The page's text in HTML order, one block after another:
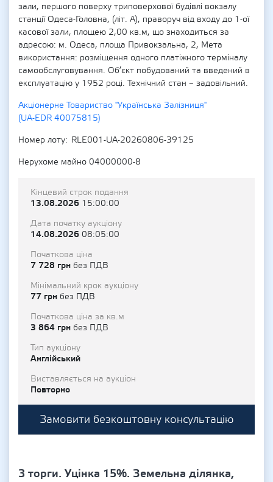
зали, першого поверху триповерхової будівлі вокзалу
станції Одеса-Головна, (літ. А), праворуч від входу до 1-ої
касової зали, площею 2,00 кв.м, що знаходиться за
адресою: м. Одеса, площа Привокзальна, 2, Мета
використання: розміщення одного платіжного терміналу
самообслуговування. Об’єкт побудований та введений в
експлуатацію у 1952 році. Технічний стан – задовільний.
Акціонерне Товариство "Українська Залізниця"
(UA-EDR 40075815)
Номер лоту
RLE001-UA-20260806-39125
Нерухоме майно 04000000-8
Кінцевий строк подання
13.08.2026 15:00:00
Дата початку аукціону
14.08.2026 08:05:00
Початкова ціна
7 728 грн без ПДВ
Мінімальний крок аукціону
77 грн без ПДВ
Початкова ціна за кв.м
3 864 грн без ПДВ
Тип аукціону
Англійський
Виставляється на аукціон
Повторно
Замовити безкоштовну консультацію
3 торги. Уцінка 15%. Земельна ділянка,